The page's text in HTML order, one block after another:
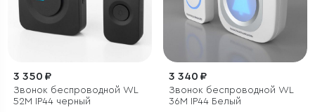
3 350 ₽
Звонок беспроводной WL
52M IP44 черный
3 340 ₽
Звонок беспроводной WL
36M IP44 Белый